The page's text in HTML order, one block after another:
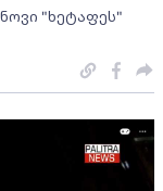
"ხეტაფეს"